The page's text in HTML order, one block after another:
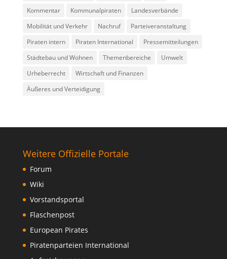
Kommentar
Kommunalpiraten
Landesverbände
Mobilität und Verkehr
Nachruf
Parteiveranstaltung
Piraten intern
Piraten International
Pressemitteilungen
Städtebau und Wohnen
Themenbereiche
Umwelt
Urheberrecht
Wirtschaft und Finanzen
Äußeres und Verteidigung
Weitere Offizielle Portale
Forum
Wiki
Vorstandsportal
Flaschenpost
European Pirates
Piratenparteien International